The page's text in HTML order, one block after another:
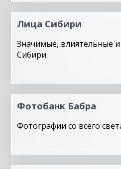
Лица Сибири
Значимые, влиятельные
Сибири.
Фотобанк Бабра
Фотографии со всего